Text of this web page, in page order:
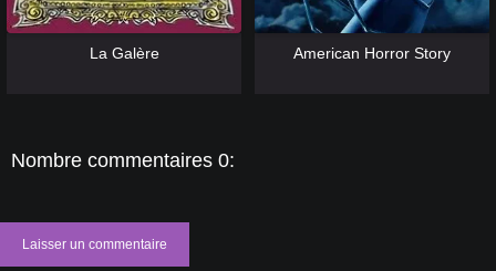
La Galère American Horror Story
Nombre commentaires 0:
Laisser un commentaire